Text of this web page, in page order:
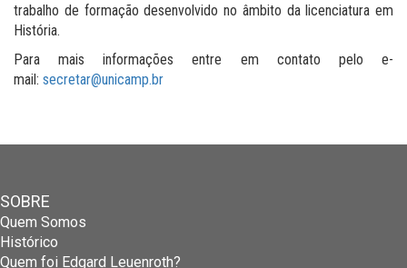
trabalho de formação desenvolvido no âmbito da licenciatura em
História.
Para mais informações entre em contato pelo e-
mail: secretar@unicamp.br
SOBRE
Quem Somos
Histórico
Quem foi Edgard Leuenroth?